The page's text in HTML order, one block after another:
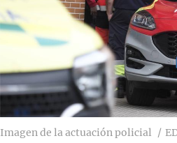
Imagen de la actuación policial